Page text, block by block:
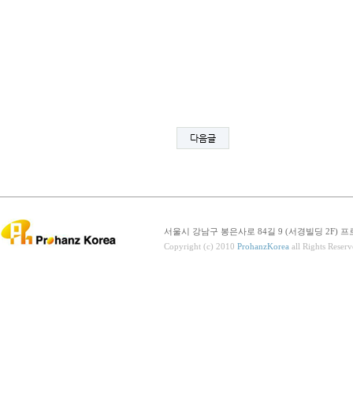
다음글
서울시 강남구 봉은사로 84길 9 (서경빌딩 2F)
Copyright (c) 2010 ProhanzKorea all Rights